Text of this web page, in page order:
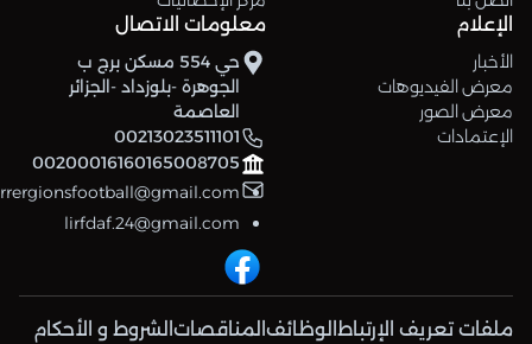
الإعلام
الأخبار
معرض الفيديوهات
معرض الصور
الإعتمادات
معلومات الاتصال
حي 554 مسكن برج ب
الجوهرة -بلوزداد -الجزائر
العاصمة
00213023511101
00200016160165008705
lirfdaf.24@gmail.com
ملفات تعريف الإرتباط الوظائف المناقصات الشروط و الأحكام